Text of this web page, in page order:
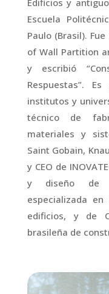
Edificios y
Escuela
Paulo (Brasil).
of Wall Partition
y escribió
Respuestas”.
institutos y
técnico de
materiales y
Saint Gobain,
y CEO de
y diseño de
especializada
edificios, y de
brasileña de